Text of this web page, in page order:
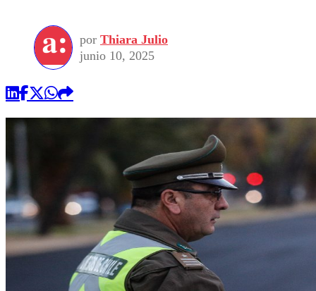
Seleccion Chilena
Torneo Internacional
Universidad de Chile
Economía
Internacional
Sustentabilidad
Publicaciones en medios
Opinión
por Thiara Julio
junio 10, 2025